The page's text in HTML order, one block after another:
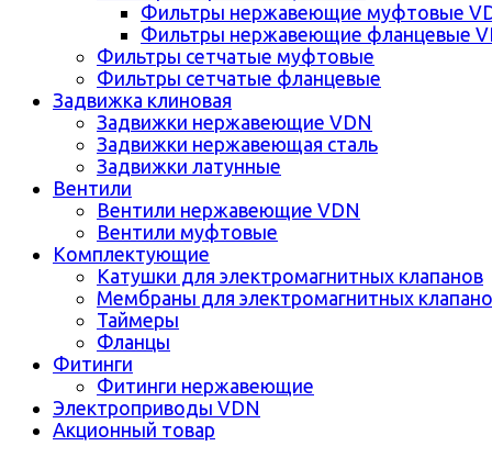
Фильтры нержавеющие муфтовые
Фильтры нержавеющие фланцевые
Фильтры сетчатые муфтовые
Фильтры сетчатые фланцевые
Задвижка клиновая
Задвижки нержавеющие VDN
Задвижки нержавеющая сталь
Задвижки латунные
Вентили
Вентили нержавеющие VDN
Вентили муфтовые
Комплектующие
Катушки для электромагнитных клапанов
Мембраны для электромагнитных
Таймеры
Фланцы
Фитинги
Фитинги нержавеющие
Электроприводы VDN
Акционный товар